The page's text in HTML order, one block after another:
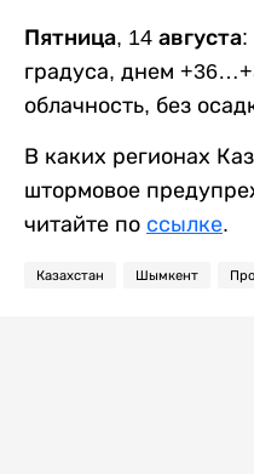
Пятница, 14 августа:
градуса, днем
облачность, без
В каких регионах
штормовое
читайте по ссылке.
Казахстан Шымкент